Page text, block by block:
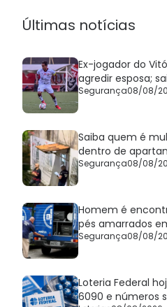
Últimas notícias
Ex-jogador do
agredir esposa;
Segurança08/08/
Saiba quem é
dentro de
Segurança08/08/
Homem é
pés amarrados
Segurança08/08/
Loteria Federal
6090 e números